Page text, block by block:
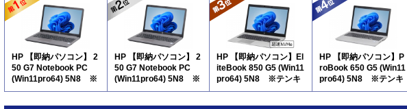
HP 【即納パソコン】 2
50 G7 Notebook PC
(Win11pro64) 5N8 ※
テンキー付
HP 【即納パソコン】 2
50 G7 Notebook PC
(Win11pro64) 5N8 ※
テンキー付
HP 【即納パソコン】El
iteBook 850 G5 (Win11
pro64) 5N8 ※テンキ
ー付
HP 【即納パソコン】P
roBook 650 G5 (Win11
pro64) 5N8 ※テンキ
ー付